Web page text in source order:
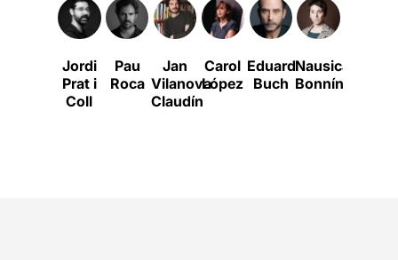
Jordi
Prat i
Coll
Pau
Roca
Jan
Vilanova
Claudín
Carol
López
Eduard
Buch
Nausicaa
Bonnín